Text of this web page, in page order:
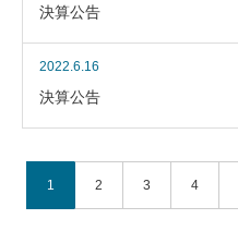
決算公告
2022.6.16
決算公告
1 2 3 4